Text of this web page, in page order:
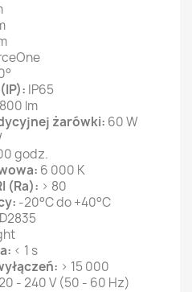
IP65
800 lm
żarówki: 60 W
godz.
6 000 K
(Ra): > 80
-20°C do +40°C
< 1 s
> 15 000
- 240 V (50 - 60 Hz)